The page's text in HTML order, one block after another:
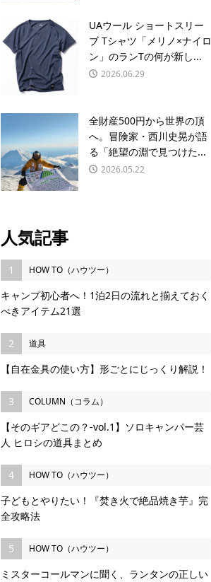
UAウール ショートスリー
ブ Tシャツ「メリノ×ナイロ
ン」のランTの何が新し...
2026.06.29
全財産500円から世界の頂
へ。冒険家・西川史晃が語
る「絶望の淵で見つけた...
2026.05.22
人気記事
1 HOW TO（ハウツー）
キャンプ初心者へ！1泊2日の流れと揃えておく
べきアイテム21選
2 道具
【自在金具の使い方】形ごとにじっくり解説！
3 COLUMN（コラム）
【そのギアどこの？-vol.1】ソロキャンパー芸
人 ヒロシの道具まとめ
4 HOW TO（ハウツー）
子どもとやりたい！『焚き火で絶品焼き芋』完
全攻略法
5 HOW TO（ハウツー）
ミスターコールマンに聞く、ランタンの正しい